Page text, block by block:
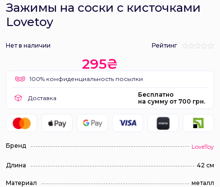
Зажимы на соски с кисточками
Lovetoy
Нет в наличии Рейтинг
295₴
100% конфиденциальность посылки
Доставка
Бесплатно
на сумму от 700 грн.
Бренд LoveToy
Длина 42 см
Материал металл